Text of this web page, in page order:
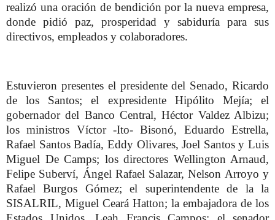
realizó una oración de bendición por la nueva empresa,
donde pidió paz, prosperidad y sabiduría para sus
directivos, empleados y colaboradores.
Estuvieron presentes el presidente del Senado, Ricardo
de los Santos; el expresidente Hipólito Mejía; el
gobernador del Banco Central, Héctor Valdez Albizu;
los ministros Víctor -Ito- Bisonó, Eduardo Estrella,
Rafael Santos Badía, Eddy Olivares, Joel Santos y Luis
Miguel De Camps; los directores Wellington Arnaud,
Felipe Suberví, Ángel Rafael Salazar, Nelson Arroyo y
Rafael Burgos Gómez; el superintendente de la la
SISALRIL, Miguel Ceará Hatton; la embajadora de los